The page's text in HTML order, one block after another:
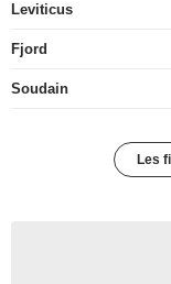
Leviticus
Fjord
Soudain
Les